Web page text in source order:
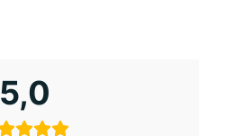
5,0